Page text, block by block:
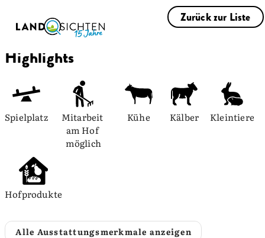
Zurück zur Liste
Highlights
Spielplatz
Mitarbeit
am Hof
möglich
Kühe Kälber Kleintiere
Hofprodukte
Alle Ausstattungsmerkmale anzeigen